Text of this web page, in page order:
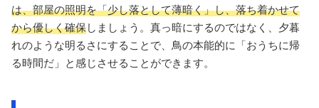
は、部屋の照明を「少し落として薄暗く」し、落ち着かせて
から優しく確保しましょう。真っ暗にするのではなく、夕暮
れのような明るさにすることで、鳥の本能的に「おうちに帰
る時間だ」と感じさせることができます。